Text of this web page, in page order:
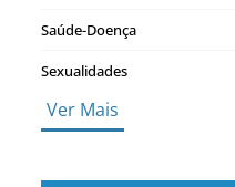
Saúde-Doença
Sexualidades
Ver Mais